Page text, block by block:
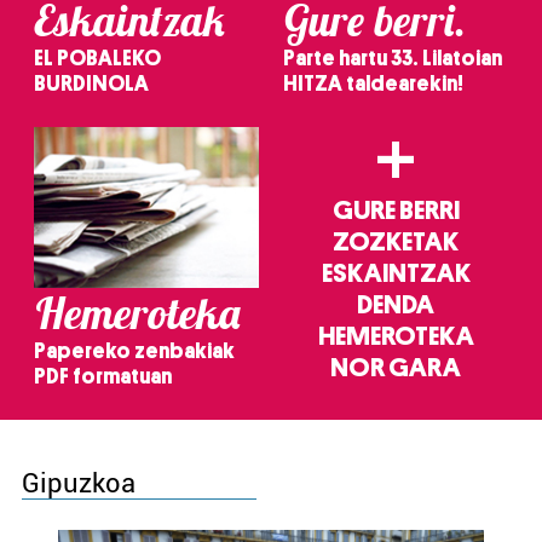
Eskaintzak
EL POBALEKO
BURDINOLA
Gure berri.
Parte hartu 33. Lilatoian
HITZA taldearekin!
Hemeroteka
Papereko zenbakiak
PDF formatuan
+
GURE BERRI
ZOZKETAK
ESKAINTZAK
DENDA
HEMEROTEKA
NOR GARA
Gipuzkoa